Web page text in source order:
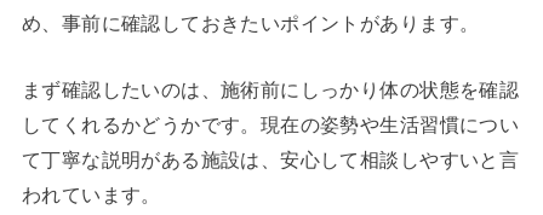
め、事前に確認しておきたいポイントがあります。
まず確認したいのは、施術前にしっかり体の状態を確認
してくれるかどうかです。現在の姿勢や生活習慣につい
て丁寧な説明がある施設は、安心して相談しやすいと言
われています。